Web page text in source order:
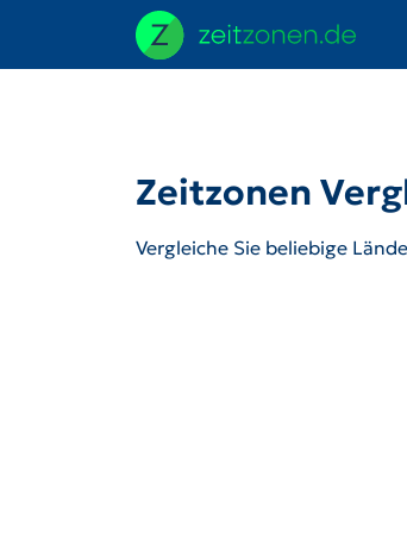
Zeitzonen
Vergleiche Sie beliebige